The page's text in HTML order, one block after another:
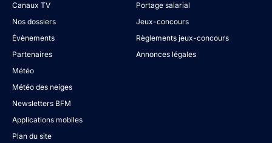
Canaux TV
Nos dossiers
Évènements
Partenaires
Météo
Météo des neiges
Newsletters BFM
Applications mobiles
Plan du site
Portage salarial
Jeux-concours
Règlements jeux-concours
Annonces légales